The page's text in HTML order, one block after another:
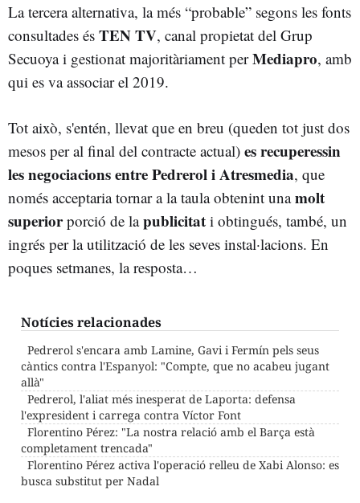
La tercera alternativa, la més “probable” segons les fonts
consultades és TEN TV, canal propietat del Grup
Secuoya i gestionat majoritàriament perMediapro, amb
qui es va associar el 2019.
Tot això, s'entén, llevat que en breu (queden tot just dos
mesos per al final del contracte actual) es recuperessin
les negociacions entre Pedrerol i Atresmedia, que
només acceptaria tornar a la taula obtenint unamolt
superiorporció de lapublicitat i obtingués, també, un
ingrés per la utilització de les seves instal·lacions. En
poques setmanes, la resposta…
Notícies relacionades
Pedrerol s'encara amb Lamine, Gavi i Fermín pels seus
càntics contra l'Espanyol: "Compte, que no acabeu jugant
allà"
Pedrerol, l'aliat més inesperat de Laporta: defensa
l'expresident i carrega contra Víctor Font
Florentino Pérez: "La nostra relació amb el Barça està
completament trencada"
Florentino Pérez activa l'operació relleu de Xabi Alonso: es
busca substitut per Nadal